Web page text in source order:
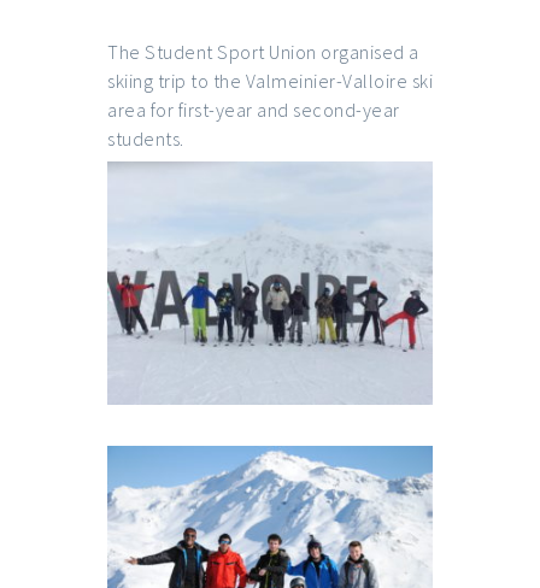
The Student Sport Union organised a
skiing trip to the Valmeinier-Valloire ski
area for first-year and second-year
students.